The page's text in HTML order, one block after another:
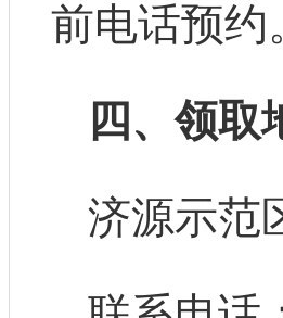
前电话预约
四、领取
济源示范